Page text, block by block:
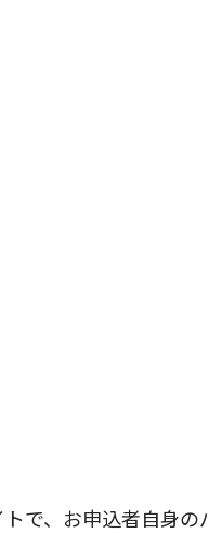
で、お申込者自身